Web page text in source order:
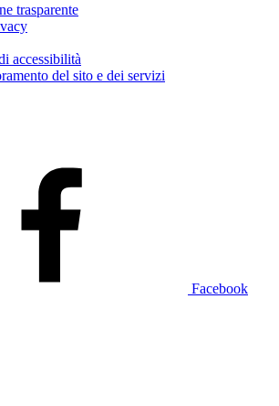
trasparente
accessibilità
del sito e dei servizi
Facebook